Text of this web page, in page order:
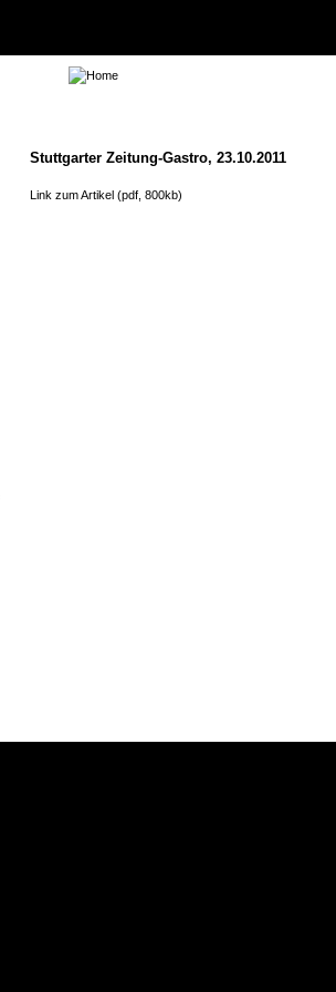
Stuttgarter Zeitung-Gastro, 23.10.2011
Link zum Artikel (pdf, 800kb)